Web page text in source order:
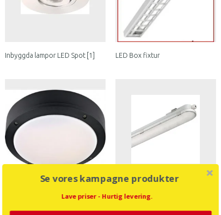
Inbyggda lampor LED Spot [1] LED Box fixtur
Tak och väggljus led Polyesterarmatur LED IP65
Se vores kampagne produkter
Lave priser - Hurtig levering.